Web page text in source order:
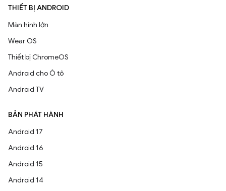
THIẾT BỊ ANDROID
Màn hình lớn
Wear OS
Thiết bị ChromeOS
Android cho Ô tô
Android TV
BẢN PHÁT HÀNH
Android 17
Android 16
Android 15
Android 14